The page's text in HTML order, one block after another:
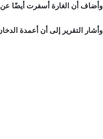
وأضاف أن الغارة أسفرت أيضًا
وأشار التقرير إلى أن أعمدة